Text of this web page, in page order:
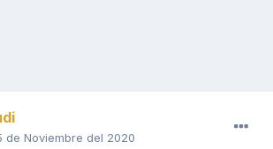
de Noviembre del 2020